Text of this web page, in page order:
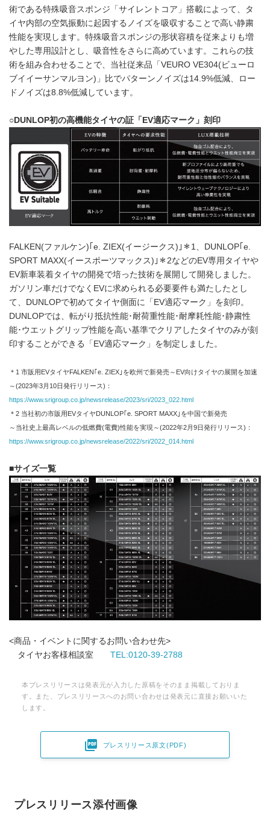
術である特殊吸音スポンジ「サイレントコア」搭載によって、タ
イヤ内部の空気振動に起因するノイズを吸収することで高い静粛
性能を実現します。特殊吸音スポンジの形状容積を従来よりも増
やした専用設計とし、吸音性をさらに高めています。これらの技
術を組み合わせることで、当社従来品「VEURO VE304(ビューロ
ブイイーサンマルヨン)」比でパターンノイズは14.9%低減、ロー
ドノイズは8.8%低減しています。
○DUNLOP初の高機能タイヤの証「EV適応マーク」刻印
FALKEN(ファルケン)｢e. ZIEX(イージークス)｣＊1、DUNLOP｢e.
SPORT MAXX(イースポーツマックス)｣＊2などのEV専用タイヤや
EV新車装着タイヤの開発で培った技術を展開して開発しました。
ガソリン車だけでなくEVに求められる必要要件も満たしたとし
て、DUNLOPで初めてタイヤ側面に「EV適応マーク」を刻印。
DUNLOPでは、転がり抵抗性能･耐荷重性能･耐摩耗性能･静粛性
能･ウエットグリップ性能を高い基準でクリアしたタイヤのみが刻
印することができる「EV適応マーク」を制定しました。
＊1 市販用EVタイヤFALKEN｢e. ZIEX｣を欧州で新発売～EV向けタイヤの展開を加速
～(2023年3月10日発行リリース)：
https://www.srigroup.co.jp/newsrelease/2023/sri/2023_022.html
＊2 当社初の市販用EVタイヤDUNLOP｢e. SPORT MAXX｣を中国で新発売
～当社史上最高レベルの低燃費(電費)性能を実現～(2022年2月9日発行リリース)：
https://www.srigroup.co.jp/newsrelease/2022/sri/2022_014.html
■サイズ一覧
<商品・イベントに関するお問い合わせ先>
タイヤお客様相談室 TEL:0120-39-2788
本プレスリリースは発表元が入力した原稿をそのまま掲載しておりま
す。また、プレスリリースへのお問い合わせは発表元に直接お願いいた
します。
 プレスリリース原文(PDF)
プレスリリース添付画像